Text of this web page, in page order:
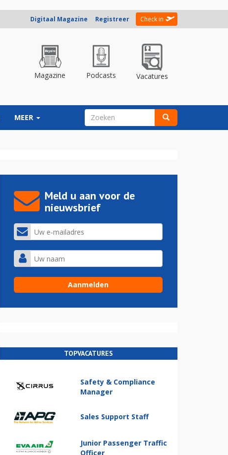
Digitaal Magazine Registreer Check in
Magazine Podcasts Vacatures
MEER ZOEKVELD
Meld u aan voor de
nieuwsbrief
TOPVACATURES
Safety & Compliance
Manager
Sales Support Staff
Junior Passenger Traffic
Officer